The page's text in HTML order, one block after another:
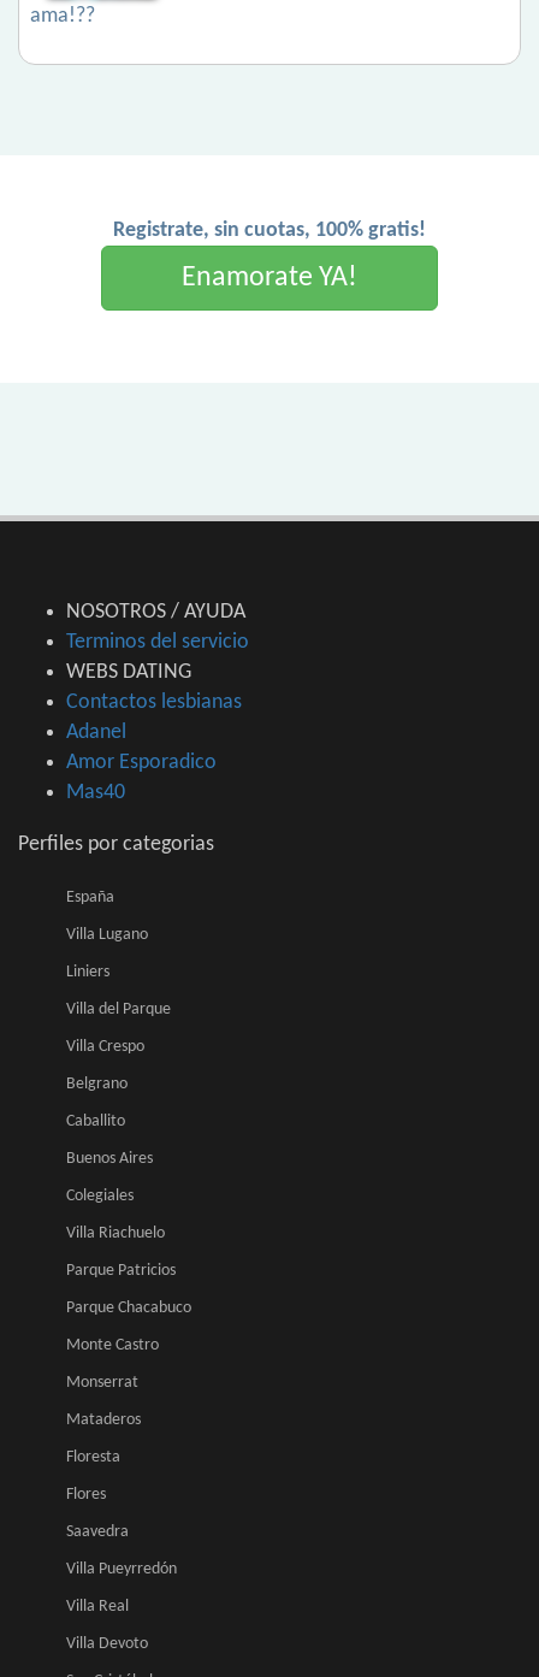
ama!??
Registrate, sin cuotas, 100% gratis!
Enamorate YA!
NOSOTROS / AYUDA
Terminos del servicio
WEBS DATING
Contactos lesbianas
Adanel
Amor Esporadico
Mas40
Perfiles por categorias
España
Villa Lugano
Liniers
Villa del Parque
Villa Crespo
Belgrano
Caballito
Buenos Aires
Colegiales
Villa Riachuelo
Parque Patricios
Parque Chacabuco
Monte Castro
Monserrat
Mataderos
Floresta
Flores
Saavedra
Villa Pueyrredón
Villa Real
Villa Devoto